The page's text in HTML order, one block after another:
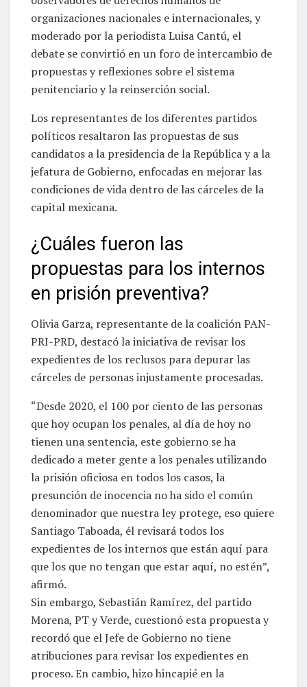
organizaciones nacionales e internacionales, y
moderado por la periodista Luisa Cantú, el
debate se convirtió en un foro de intercambio de
propuestas y reflexiones sobre el sistema
penitenciario y la reinserción social.
Los representantes de los diferentes partidos
políticos resaltaron las propuestas de sus
candidatos a la presidencia de la República y a la
jefatura de Gobierno, enfocadas en mejorar las
condiciones de vida dentro de las cárceles de la
capital mexicana.
¿Cuáles fueron las
propuestas para los internos
en prisión preventiva?
Olivia Garza, representante de la coalición PAN-
PRI-PRD, destacó la iniciativa de revisar los
expedientes de los reclusos para depurar las
cárceles de personas injustamente procesadas.
“Desde 2020, el 100 por ciento de las personas
que hoy ocupan los penales, al día de hoy no
tienen una sentencia, este gobierno se ha
dedicado a meter gente a los penales utilizando
la prisión oficiosa en todos los casos, la
presunción de inocencia no ha sido el común
denominador que nuestra ley protege, eso quiere
Santiago Taboada, él revisará todos los
expedientes de los internos que están aquí para
que los que no tengan que estar aquí, no estén”,
afirmó.
Sin embargo, Sebastián Ramírez, del partido
Morena, PT y Verde, cuestionó esta propuesta y
recordó que el Jefe de Gobierno no tiene
atribuciones para revisar los expedientes en
proceso. En cambio, hizo hincapié en la